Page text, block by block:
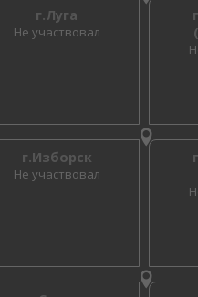
г.Луга
Не участвовал
г.Изборск
Не участвовал